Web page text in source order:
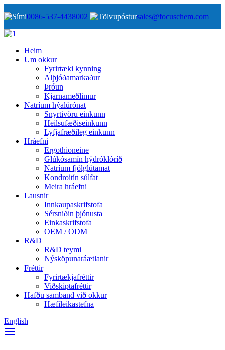
0086-537-4438002 sales@focuschem.com
Heim
Um okkur
Fyrirtæki kynning
Alþjóðamarkaður
Þróun
Kjarnameðlimur
Natríum hýalúrónat
Snyrtivöru einkunn
Heilsufæðiseinkunn
Lyfjafræðileg einkunn
Hráefni
Ergothioneine
Glúkósamín hýdróklóríð
Natríum fjölglútamat
Kondroitín súlfat
Meira hráefni
Lausnir
Innkaupaskrifstofa
Sérsniðin þjónusta
Einkaskrifstofa
OEM / ODM
R&D
R&D teymi
Nýsköpunaráætlanir
Fréttir
Fyrirtækjafréttir
Viðskiptafréttir
Hafðu samband við okkur
Hæfileikastefna
English